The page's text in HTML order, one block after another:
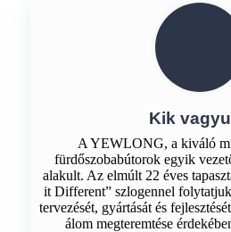
Kik
A YEWLONG, a kiváló
fürdőszobabútorok egyik
alakult. Az elmúlt 22 éves
it Different” szlogennel
tervezését, gyártását és
álom megteremtése